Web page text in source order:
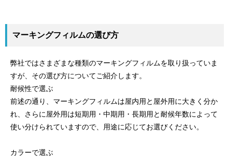
マーキングフィルムの選び方
弊社ではさまざまな種類のマーキングフィルムを取り扱っていま
すが、その選び方についてご紹介します。
耐候性で選ぶ
前述の通り、マーキングフィルムは屋内用と屋外用に大きく分か
れ、さらに屋外用は短期用・中期用・長期用と耐候年数によって
使い分けられていますので、用途に応じてお選びください。
カラーで選ぶ